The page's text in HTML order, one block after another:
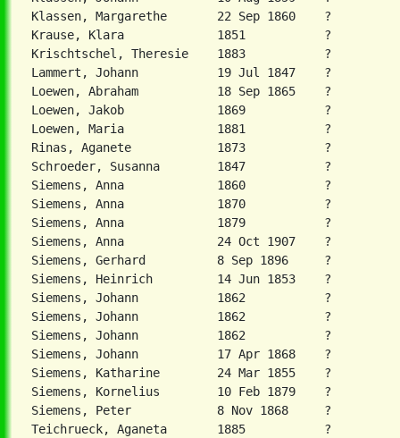
Klassen, Margarethe       22 Sep 1860    ?
Krause, Klara             1851           ?
Krischtschel, Theresie    1883           ?
Lammert, Johann           19 Jul 1847    ?
Loewen, Abraham           18 Sep 1865    ?
Loewen, Jakob             1869           ?
Loewen, Maria             1881           ?
Rinas, Aganete            1873           ?
Schroeder, Susanna        1847           ?
Siemens, Anna             1860           ?
Siemens, Anna             1870           ?
Siemens, Anna             1879           ?
Siemens, Anna             24 Oct 1907    ?
Siemens, Gerhard          8 Sep 1896     ?
Siemens, Heinrich         14 Jun 1853    ?
Siemens, Johann           1862           ?
Siemens, Johann           1862           ?
Siemens, Johann           1862           ?
Siemens, Johann           17 Apr 1868    ?
Siemens, Katharine        24 Mar 1855    ?
Siemens, Kornelius        10 Feb 1879    ?
Siemens, Peter            8 Nov 1868     ?
Teichrueck, Aganeta       1885           ?